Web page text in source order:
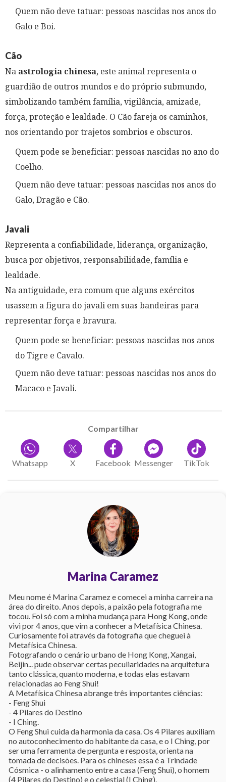
Quem não deve tatuar: pessoas nascidas nos anos do
Galo e Boi.
Cão
Na astrologia chinesa, este animal representa o
guardião de outros mundos e do próprio submundo,
simbolizando também família, vigilância, amizade,
força, proteção e lealdade. O Cão fareja os caminhos,
nos orientando por trajetos sombrios e obscuros.
Quem pode se beneficiar: pessoas nascidas no ano do
Coelho.
Quem não deve tatuar: pessoas nascidas nos anos do
Galo, Dragão e Cão.
Javali
Representa a confiabilidade, liderança, organização,
busca por objetivos, responsabilidade, família e
lealdade.
Na antiguidade, era comum que alguns exércitos
usassem a figura do javali em suas bandeiras para
representar força e bravura.
Quem pode se beneficiar: pessoas nascidas nos anos
do Tigre e Cavalo.
Quem não deve tatuar: pessoas nascidas nos anos do
Macaco e Javali.
Compartilhar
Whatsapp X Facebook Messenger TikTok
Marina Caramez
Meu nome é Marina Caramez e comecei a minha carreira na
área do direito. Anos depois, a paixão pela fotografia me
tocou. Foi só com a minha mudança para Hong Kong, onde
vivi por 4 anos, que vim a conhecer a Metafísica Chinesa.
Curiosamente foi através da fotografia que cheguei à
Metafísica Chinesa.
Fotografando o cenário urbano de Hong Kong, Xangai,
Beijin... pude observar certas peculiaridades na arquitetura
tanto clássica, quanto moderna, e todas elas estavam
relacionadas ao Feng Shui!
A Metafísica Chinesa abrange três importantes ciências:
- Feng Shui
- 4 Pilares do Destino
- I Ching.
O Feng Shui cuida da harmonia da casa. Os 4 Pilares auxiliam
no autoconhecimento do habitante da casa, e o I Ching, por
ser uma ferramenta de pergunta e resposta, orienta na
tomada de decisões. Para os chineses essa é a Trindade
Cósmica - o alinhamento entre a casa (Feng Shui), o homem
(4 Pilares do Destino) e o celestial (I Ching).